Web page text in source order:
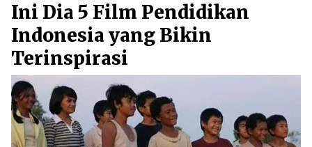
Ini Dia 5 Film Pendidikan
Indonesia yang Bikin
Terinspirasi